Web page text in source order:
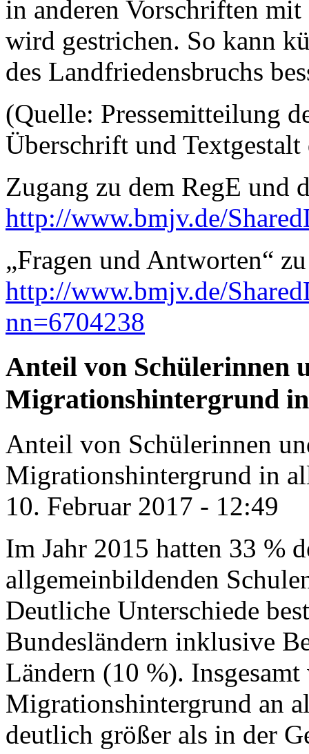
in anderen Vorschriften
wird gestrichen. So kann
des Landfriedensbruchs
(Quelle: Pressemitteilung
Überschrift und
Zugang zu dem RegE und
http://www.bmjv.de/
„Fragen und Antworten“
http://www.bmjv.de/
nn=6704238
Anteil von Schülerinnen
Migrationshintergrund
Anteil von Schülerinnen
Migrationshintergrund in
10. Februar 2017 - 12:49
Im Jahr 2015 hatten 33 %
allgemeinbildenden
Deutliche Unterschiede
Bundesländern inklusive
Ländern (10 %).
Migrationshintergrund an
deutlich größer als in der